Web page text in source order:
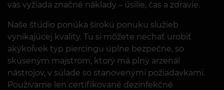
vás vyžiada značné náklady – úsilie, čas a zdravie.
Naše štúdio ponúka širokú ponuku služieb
vynikajúcej kvality. Tu si môžete nechať urobiť
akýkoľvek typ piercingu úplne bezpečne, so
skúseným majstrom, ktorý má plný arzenál
nástrojov, v súlade so stanovenými požiadavkami.
Používame len certifikované dezinfekčné